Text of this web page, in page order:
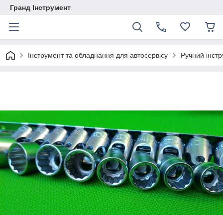
Гранд Інструмент
Інструмент та обладнання для автосервісу Ручний